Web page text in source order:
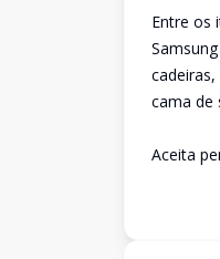
Entre os
cama de
Aceita